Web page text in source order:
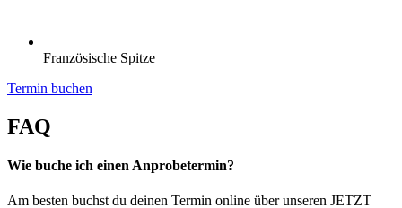
Französische Spitze
Termin buchen
FAQ
Wie buche ich einen Anprobetermin?
Am besten buchst du deinen Termin online über unseren JETZT